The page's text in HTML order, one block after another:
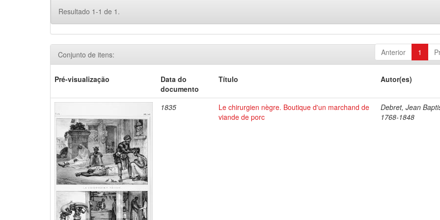
Resultado 1-1 de 1.
Anterior 1
Conjunto de itens:
Pré-visualização
Data do
documento
Título Autor(es)
1835
Le chirurgien nègre. Boutique d'un marchand de
viande de porc
Debret, Jean
1768-1848